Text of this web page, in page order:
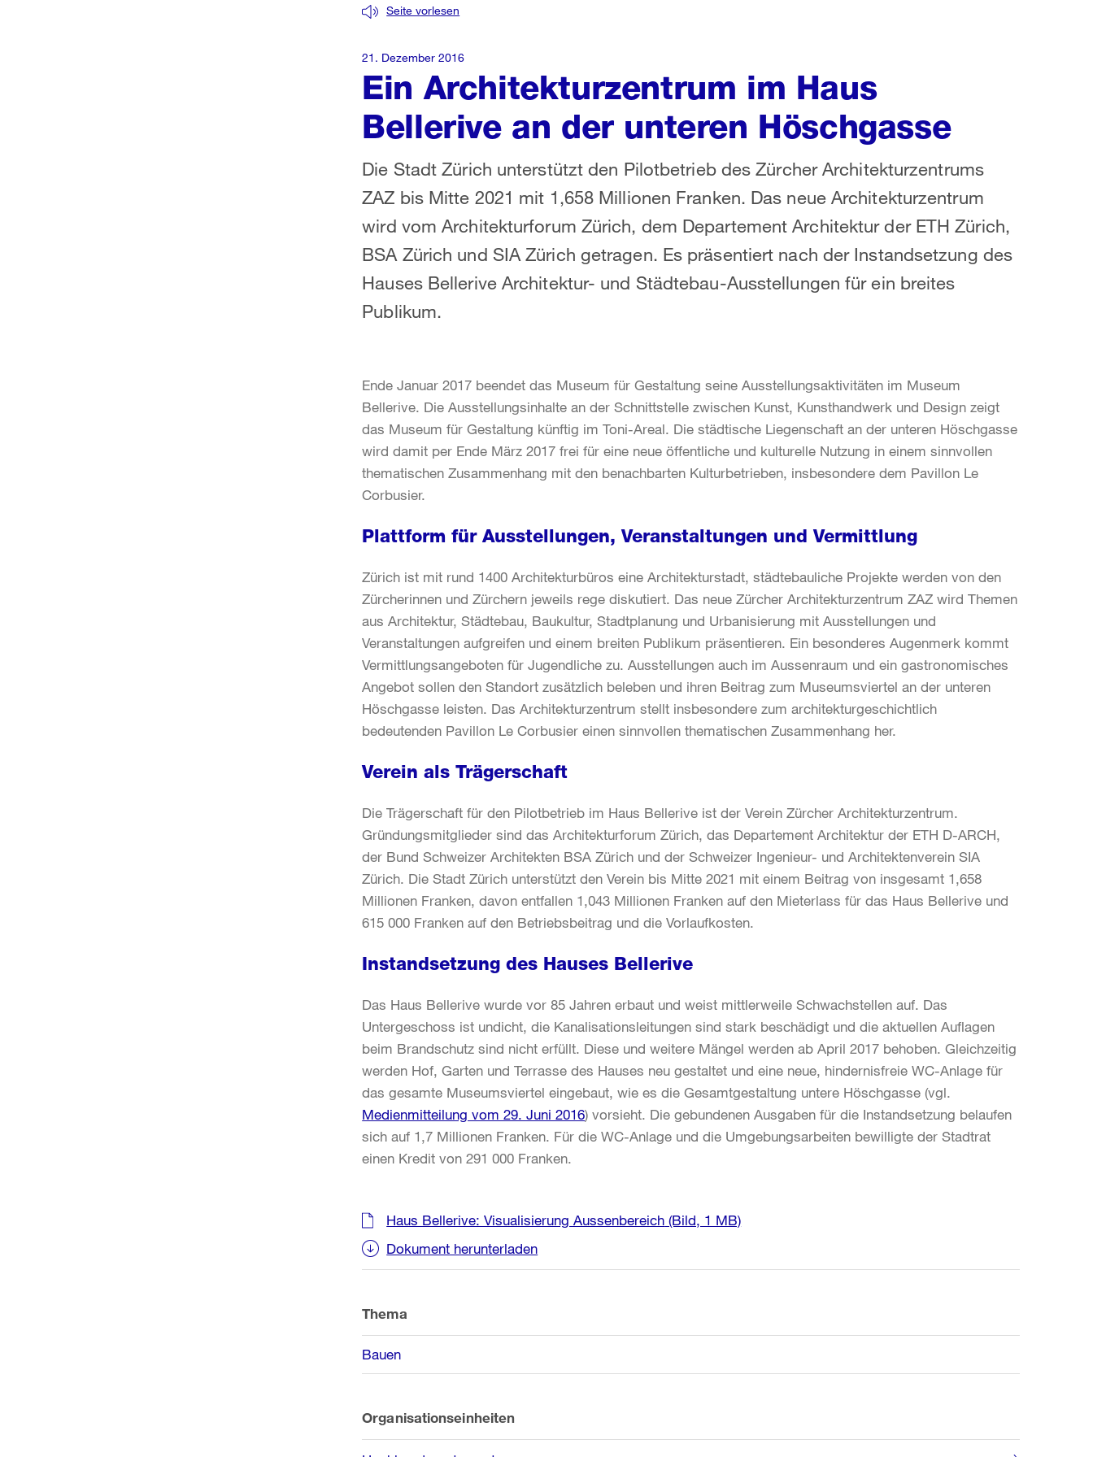
Ein Architekturzentrum im Haus
Bellerive an der unteren Höschgasse
Seite vorlesen
Die Stadt Zürich unterstützt den Pilotbetrieb des Zürcher Architekturzentrums
ZAZ bis Mitte 2021 mit 1,658 Millionen Franken. Das neue Architekturzentrum
wird vom Architekturforum Zürich, dem Departement Architektur der ETH Zürich,
BSA Zürich und SIA Zürich getragen. Es präsentiert nach der Instandsetzung des
Hauses Bellerive Architektur- und Städtebau-Ausstellungen für ein breites
Publikum.
21. Dezember 2016
Ende Januar 2017 beendet das Museum für Gestaltung seine Ausstellungsaktivitäten im Museum
Bellerive. Die Ausstellungsinhalte an der Schnittstelle zwischen Kunst, Kunsthandwerk und Design zeigt
das Museum für Gestaltung künftig im Toni-Areal. Die städtische Liegenschaft an der unteren Höschgasse
wird damit per Ende März 2017 frei für eine neue öffentliche und kulturelle Nutzung in einem sinnvollen
thematischen Zusammenhang mit den benachbarten Kulturbetrieben, insbesondere dem Pavillon Le
Corbusier.
Plattform für Ausstellungen, Veranstaltungen und Vermittlung
Zürich ist mit rund 1400 Architekturbüros eine Architekturstadt, städtebauliche Projekte werden von den
Zürcherinnen und Zürchern jeweils rege diskutiert. Das neue Zürcher Architekturzentrum ZAZ wird Themen
aus Architektur, Städtebau, Baukultur, Stadtplanung und Urbanisierung mit Ausstellungen und
Veranstaltungen aufgreifen und einem breiten Publikum präsentieren. Ein besonderes Augenmerk kommt
Vermittlungsangeboten für Jugendliche zu. Ausstellungen auch im Aussenraum und ein gastronomisches
Angebot sollen den Standort zusätzlich beleben und ihren Beitrag zum Museumsviertel an der unteren
Höschgasse leisten. Das Architekturzentrum stellt insbesondere zum architekturgeschichtlich
bedeutenden Pavillon Le Corbusier einen sinnvollen thematischen Zusammenhang her.
Verein als Trägerschaft
Die Trägerschaft für den Pilotbetrieb im Haus Bellerive ist der Verein Zürcher Architekturzentrum.
Gründungsmitglieder sind das Architekturforum Zürich, das Departement Architektur der ETH D-ARCH,
der Bund Schweizer Architekten BSA Zürich und der Schweizer Ingenieur- und Architektenverein SIA
Zürich. Die Stadt Zürich unterstützt den Verein bis Mitte 2021 mit einem Beitrag von insgesamt 1,658
Millionen Franken, davon entfallen 1,043 Millionen Franken auf den Mieterlass für das Haus Bellerive und
615 000 Franken auf den Betriebsbeitrag und die Vorlaufkosten.
Instandsetzung des Hauses Bellerive
Das Haus Bellerive wurde vor 85 Jahren erbaut und weist mittlerweile Schwachstellen auf. Das
Untergeschoss ist undicht, die Kanalisationsleitungen sind stark beschädigt und die aktuellen Auflagen
beim Brandschutz sind nicht erfüllt. Diese und weitere Mängel werden ab April 2017 behoben. Gleichzeitig
werden Hof, Garten und Terrasse des Hauses neu gestaltet und eine neue, hindernisfreie WC-Anlage für
das gesamte Museumsviertel eingebaut, wie es die Gesamtgestaltung untere Höschgasse (vgl.
Medienmitteilung vom 29. Juni 2016) vorsieht. Die gebundenen Ausgaben für die Instandsetzung belaufen
sich auf 1,7 Millionen Franken. Für die WC-Anlage und die Umgebungsarbeiten bewilligte der Stadtrat
einen Kredit von 291 000 Franken.
Weitere
Informationen
Haus Bellerive: Visualisierung Aussenbereich (Bild, 1 MB)
Dokument herunterladen
Thema
Bauen
Organisationseinheiten